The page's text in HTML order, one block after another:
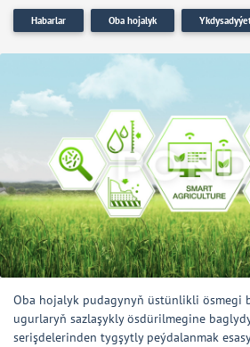
Habarlar Oba hojalyk
Oba hojalyk pudagynyň üstünlikli ösmegi
ugurlaryň sazlaşykly ösdürilmegine
serişdelerinden tygşytly peýdalanmak